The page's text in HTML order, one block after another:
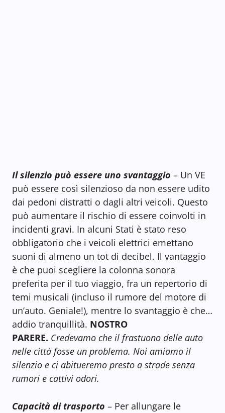
Il silenzio può essere uno svantaggio – Un VE
può essere così silenzioso da non essere udito
dai pedoni distratti o dagli altri veicoli. Questo
può aumentare il rischio di essere coinvolti in
incidenti gravi. In alcuni Stati è stato reso
obbligatorio che i veicoli elettrici emettano
suoni di almeno un tot di decibel. Il vantaggio
è che puoi scegliere la colonna sonora
preferita per il tuo viaggio, fra un repertorio di
temi musicali (incluso il rumore del motore di
un’auto. Geniale!), mentre lo svantaggio è che…
addio tranquillità. NOSTRO
PARERE. Credevamo che il frastuono delle auto
nelle città fosse un problema. Noi amiamo il
silenzio e ci abitueremo presto a strade senza
rumori e cattivi odori.
Capacità di trasporto – Per allungare le